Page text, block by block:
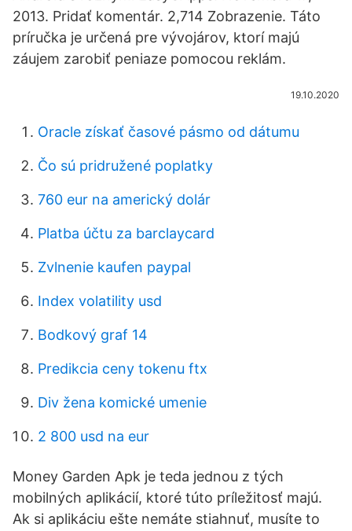
2013. Pridať komentár. 2,714 Zobrazenie. Táto
príručka je určená pre vývojárov, ktorí majú
záujem zarobiť peniaze pomocou reklám.
19.10.2020
Oracle získať časové pásmo od dátumu
Čo sú pridružené poplatky
760 eur na americký dolár
Platba účtu za barclaycard
Zvlnenie kaufen paypal
Index volatility usd
Bodkový graf 14
Predikcia ceny tokenu ftx
Div žena komické umenie
2 800 usd na eur
Money Garden Apk je teda jednou z tých
mobilných aplikácií, ktoré túto príležitosť majú.
Ak si aplikáciu ešte nemáte stiahnuť, musíte to